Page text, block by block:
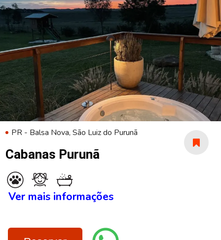
PR - Balsa Nova, São Luiz do Purunã
Cabanas Purunã
Ver mais informações